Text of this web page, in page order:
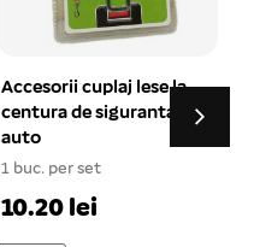
Guler de protectie
pentru caini si pisici
16.5 cm Size#5
1 buc. per set
26.19 lei